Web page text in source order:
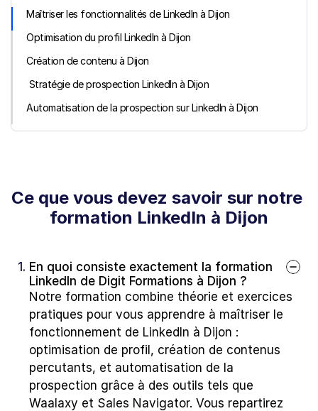
Maîtriser les fonctionnalités de LinkedIn à Dijon
Optimisation du profil LinkedIn à Dijon
Création de contenu à Dijon
Stratégie de prospection LinkedIn à Dijon
Automatisation de la prospection sur LinkedIn à Dijon
Ce que vous devez savoir sur notre
formation LinkedIn à Dijon
1. En quoi consiste exactement la formation
LinkedIn de Digit Formations à Dijon ?
Notre formation combine théorie et exercices
pratiques pour vous apprendre à maîtriser le
fonctionnement de LinkedIn à Dijon :
optimisation de profil, création de contenus
percutants, et automatisation de la
prospection grâce à des outils tels que
Waalaxy et Sales Navigator. Vous repartirez